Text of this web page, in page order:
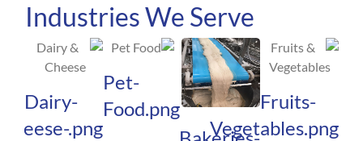
Industries We Serve
Fruits-
Vegetables.png
Pet-
Food.png
Dairy-
Cheese-.png